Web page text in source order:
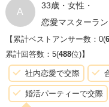
A
33歳・女性・
恋愛マスターラン
【累計ベストアンサー数：0(
累計回答数：5(488位)】
社内恋愛で交際
婚活パーティーで交際